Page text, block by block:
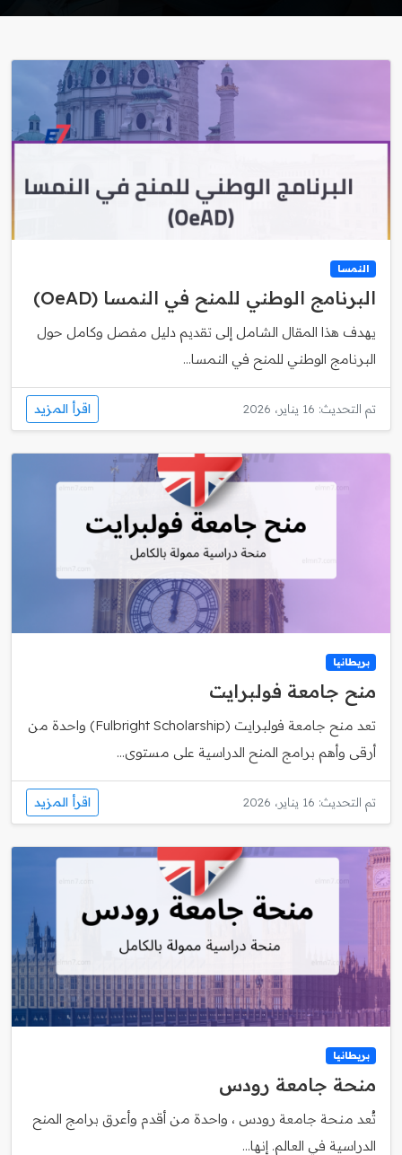
النمسا
البرنامج الوطني للمنح في النمسا (OeAD)
يهدف هذا المقال الشامل إلى تقديم دليل مفصل وكامل حول
البرنامج الوطني للمنح في النمسا...
تم التحديث: 16 يناير، 2026 اقرأ المزيد
بريطانيا
منح جامعة فولبرايت
تعد منح جامعة فولبرايت (Fulbright Scholarship) واحدة من
أرقى وأهم برامج المنح الدراسية على مستوى...
تم التحديث: 16 يناير، 2026 اقرأ المزيد
بريطانيا
منحة جامعة رودس
تُعد منحة جامعة رودس ، واحدة من أقدم وأعرق برامج المنح
الدراسية في العالم. إنها...